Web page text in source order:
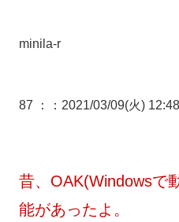
minila-r
87 ： ：2021/03/09(火)
昔、OAK(Windowsで
能があったよ。